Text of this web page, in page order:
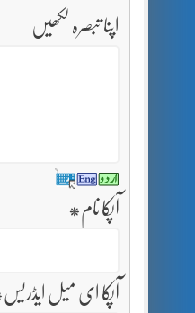
اپنا تبصرہ لکھیں
آپکا نام *
آپکا ای میل ایڈریس